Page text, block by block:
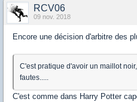
RCV06
09 nov. 2018
Encore une décision d'arbitre des
C'est pratique d'avoir un maillot
fautes.....
C'est comme dans Harry Potter